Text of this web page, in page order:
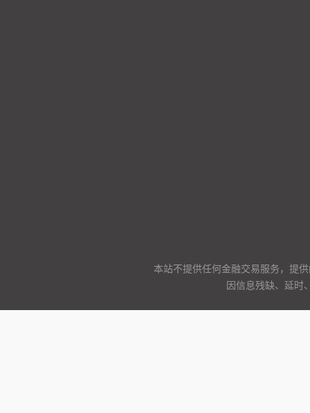
本站不提供任何金融交易服务，提
因信息残缺、延时